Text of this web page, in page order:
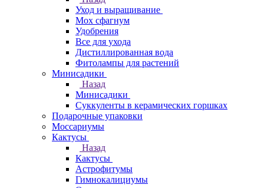
Уход и выращивание
Мох сфагнум
Удобрения
Все для ухода
Дистиллированная вода
Фитолампы для растений
Минисадики
Назад
Минисадики
Суккуленты в керамических горшках
Подарочные упаковки
Моссариумы
Кактусы
Назад
Кактусы
Астрофитумы
Гимнокалициумы